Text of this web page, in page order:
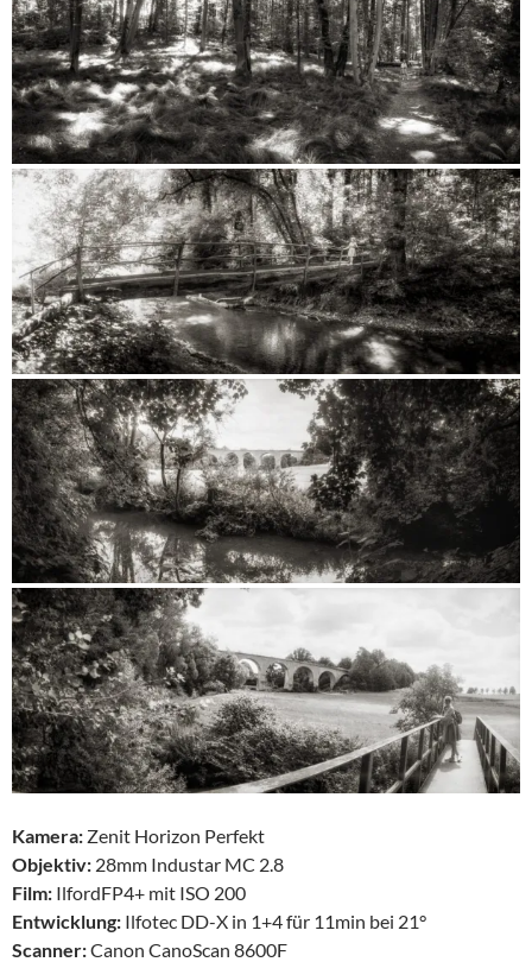
Kamera: Zenit Horizon Perfekt
Objektiv: 28mm Industar MC 2.8
Film: IlfordFP4+ mit ISO 200
Entwicklung: Ilfotec DD-X in 1+4 für 11min bei 21°
Scanner:Canon CanoScan 8600F